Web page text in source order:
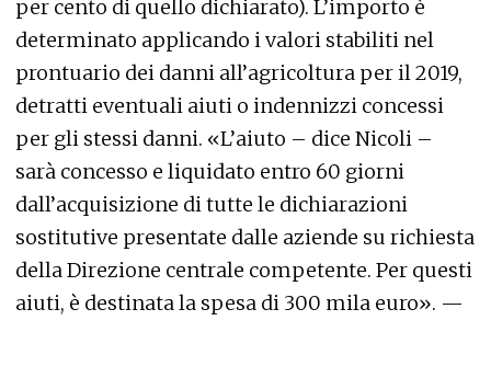
per cento di quello dichiarato). L’importo è
determinato applicando i valori stabiliti nel
prontuario dei danni all’agricoltura per il 2019,
detratti eventuali aiuti o indennizzi concessi
per gli stessi danni. «L’aiuto – dice Nicoli –
sarà concesso e liquidato entro 60 giorni
dall’acquisizione di tutte le dichiarazioni
sostitutive presentate dalle aziende su richiesta
della Direzione centrale competente. Per questi
aiuti, è destinata la spesa di 300 mila euro». —